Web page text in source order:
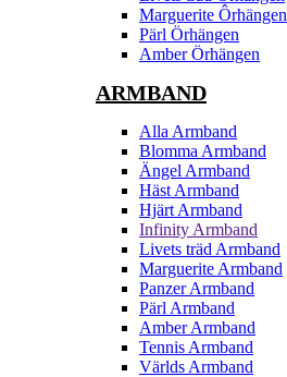
Marguerite Ôrhängen
Pärl Örhängen
Amber Örhängen
ARMBAND
Alla Armband
Blomma Armband
Ängel Armband
Häst Armband
Hjärt Armband
Infinity Armband
Livets träd Armband
Marguerite Armband
Panzer Armband
Pärl Armband
Amber Armband
Tennis Armband
Världs Armband